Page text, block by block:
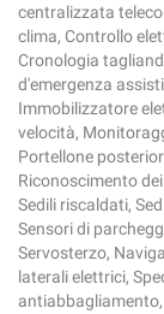
centralizzata
clima, Controllo
Cronologia
d'emergenza
Immobilizzatore
velocità,
Portellone
Riconoscimento
Sedili riscaldati,
Sensori di
Servosterzo,
laterali elettrici,